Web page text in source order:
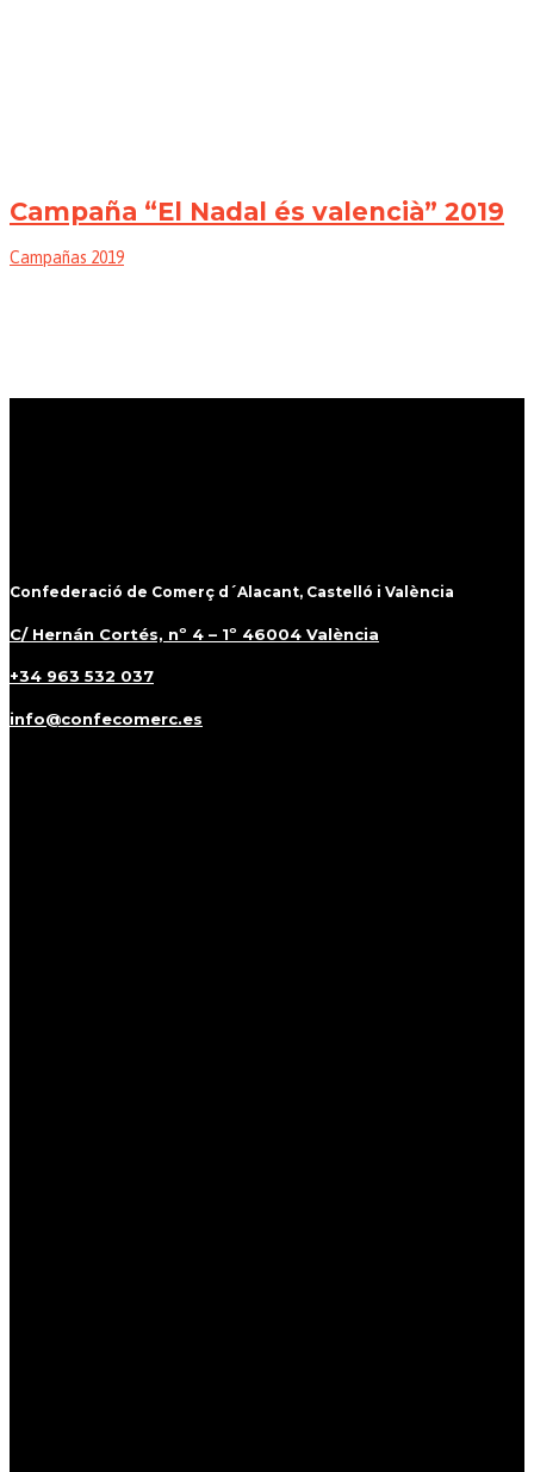
Campaña “El Nadal és valencià” 2019
Campañas 2019
Confederació de Comerç d´Alacant, Castelló i València
C/ Hernán Cortés, nº 4 – 1º 46004 València
+34 963 532 037
info@confecomerc.es